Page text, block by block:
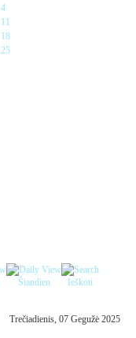
4
11
18
25
Šiandien Ieškoti
Trečiadienis, 07 Gegužė 2025